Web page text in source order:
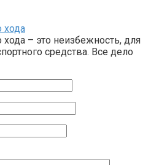
хода
хода – это неизбежность, для
средства. Все дело